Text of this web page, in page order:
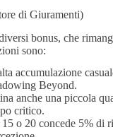
di Giuramenti)
bonus, che
sono:
accumulazione
Beyond.
anche una piccola
critico.
o 20 concede 5% di